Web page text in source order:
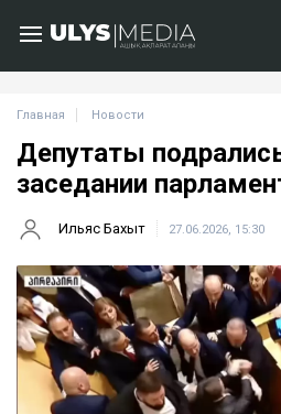
Главная Новости
Депутаты
заседании
Ильяс Бахыт 27.06.2026, 15:30